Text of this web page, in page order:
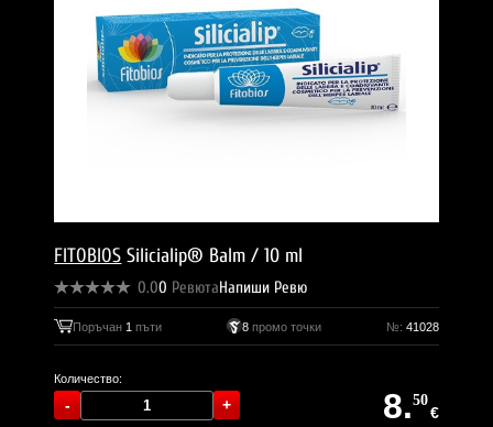
FITOBIOS Silicialip® Balm / 10 ml
0.00 РевютаНапиши Ревю
Поръчан 1 пъти 8промо точки №: 41028
Количество:
8.50
€